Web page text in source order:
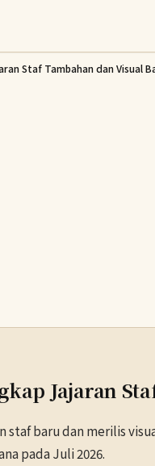
Staf Tambahan dan Visual
Jajaran
staf baru dan merilis
pada Juli 2026.